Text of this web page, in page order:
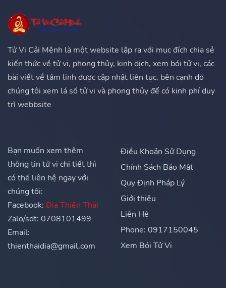
Tử Vi Cải Mệnh là một website lập ra với mục đích chia sẻ
kiến thức về tử vi, phong thủy, kinh dịch, xem bói tử vi, các
bài viết về tâm linh được cập nhật liên tục, bên cạnh đó
chúng tôi xem lá số tử vi và phong thủy để có kinh phí duy
trì webbsite
Bạn muốn xem thêm
thông tin tử vi chi tiết thì
có thể liên hệ ngay với
chúng tôi:
Facebook: Địa Thiên Thái
Zalo/sdt: 0708101499
Email:
thienthaidia@gmail.com
Điều Khoản Sử Dụng
Chính Sách Bảo Mật
Quy Định Pháp Lý
Giới thiệu
Liên Hệ
Phone: 0917150045
Xem Bói Tử Vi